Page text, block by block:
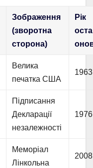
Зображення
(зворотна
сторона)
Рік
Велика
печатка США
1963
Підписання
Декларації
незалежності
1976
Меморіал
Лінкольна
2008